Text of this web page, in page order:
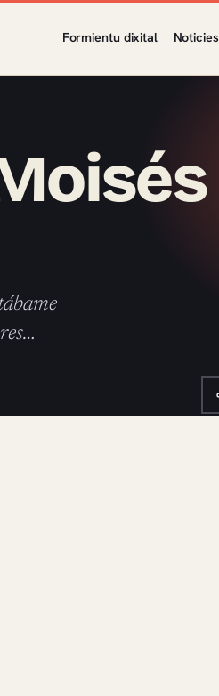
Formientu dixital Noticies